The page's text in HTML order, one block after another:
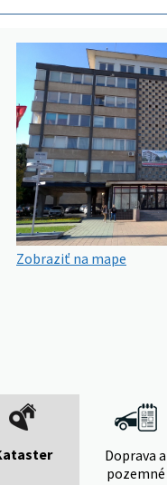
Zobraziť na mape
Doprava a
pozemné